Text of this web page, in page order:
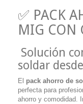
✅ PACK
MIG CON
Solución
soldar
El pack ahorro de
perfecta para
ahorro y comodidad.